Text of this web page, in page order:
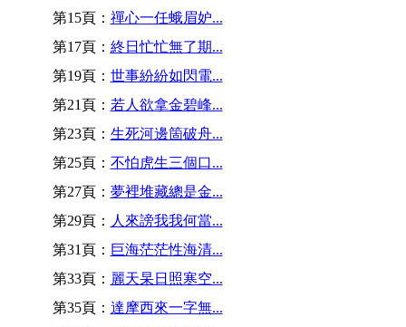
第15頁： 禪心一任蛾眉妒...
第17頁： 終日忙忙無了期...
第19頁： 世事紛紛如閃電...
第21頁： 若人欲拿金碧峰...
第23頁： 生死河邊箇破舟...
第25頁： 不怕虎生三個口...
第27頁： 夢裡堆藏總是金...
第29頁： 人來謗我我何當...
第31頁： 巨海茫茫性海清...
第33頁： 麗天杲日照寒空...
第35頁： 達摩西來一字無...